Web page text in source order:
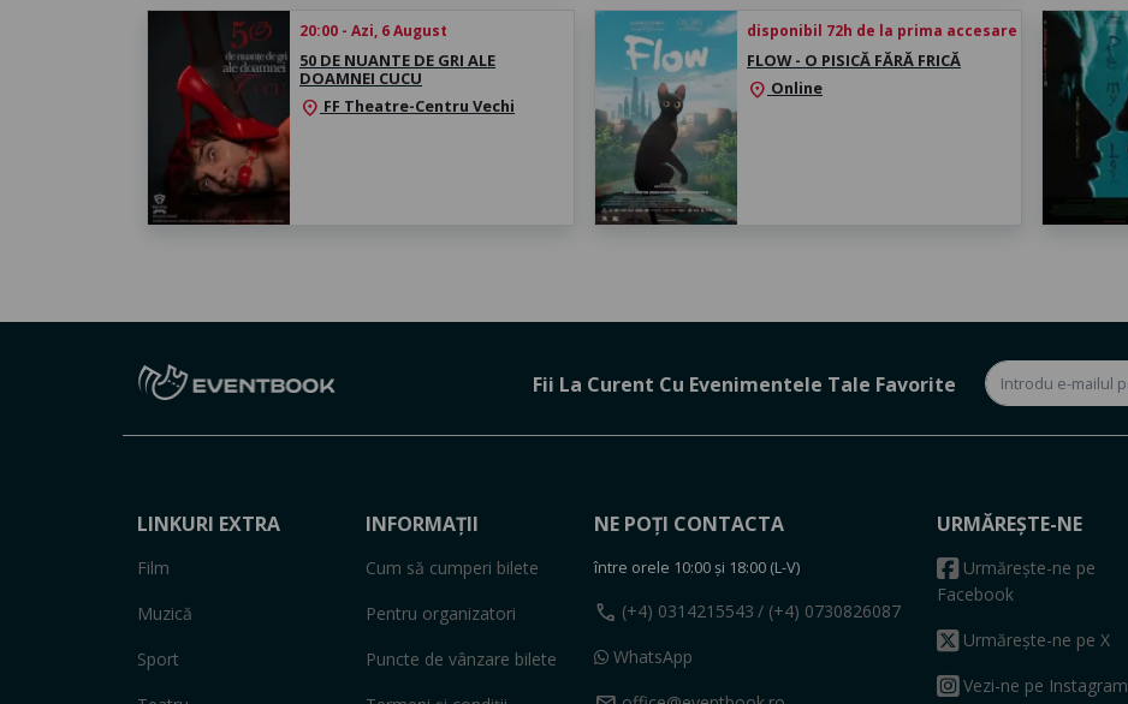
20:00 - Azi, 6 August
50 DE NUANTE DE GRI ALE
DOAMNEI CUCU
location_on FF Theatre-Centru Vechi
disponibil 72h de la prima accesare
FLOW - O PISICĂ FĂRĂ FRICĂ
location_on Online
Fii La Curent Cu Evenimentele Tale Favorite
LINKURI EXTRA
Film
Muzică
Sport
INFORMAȚII
Cum să cumperi bilete
Pentru organizatori
Puncte de vânzare bilete
NE POȚI CONTACTA
între orele 10:00 și 18:00 (L-V)
call (+4) 0314215543 / (+4) 0730826087
WhatsApp
URMĂREȘTE-NE
Urmărește-ne pe
Facebook
Urmărește-ne pe X
Vezi-ne pe Instagram